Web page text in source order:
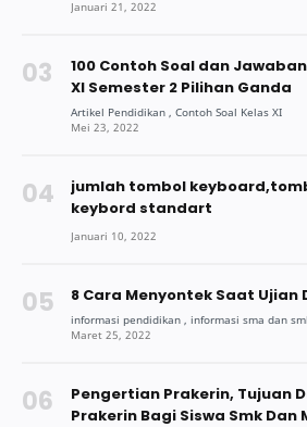
100 Contoh Soal dan
XI Semester 2 Pilihan Ganda
jumlah tombol
keybord standart
8 Cara Menyontek Saat Ujian
Pengertian Prakerin, Tujuan
Prakerin Bagi Siswa Smk Dan